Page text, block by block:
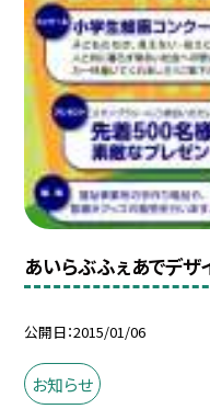
あいらぶふぇあでデザ
公開日 2015/01/06
お知らせ